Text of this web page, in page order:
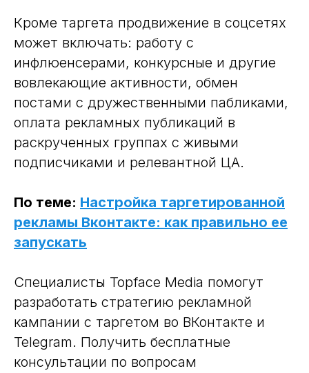
Кроме таргета продвижение в соцсетях
может включать: работу с
инфлюенсерами, конкурсные и другие
вовлекающие активности, обмен
постами с дружественными пабликами,
оплата рекламных публикаций в
раскрученных группах с живыми
подписчиками и релевантной ЦА.
По теме: Настройка таргетированной
рекламы Вконтакте: как правильно ее
запускать
Специалисты Topface Media помогут
разработать стратегию рекламной
кампании с таргетом во ВКонтакте и
Telegram. Получить бесплатные
консультации по вопросам